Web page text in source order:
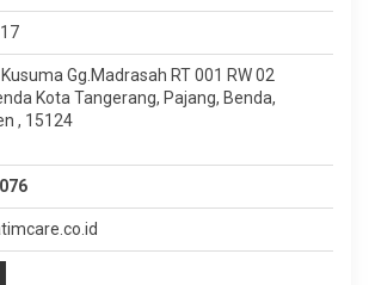
Gg.Madrasah RT 001 RW 02
Kota Tangerang, Pajang, Benda,
, 15124